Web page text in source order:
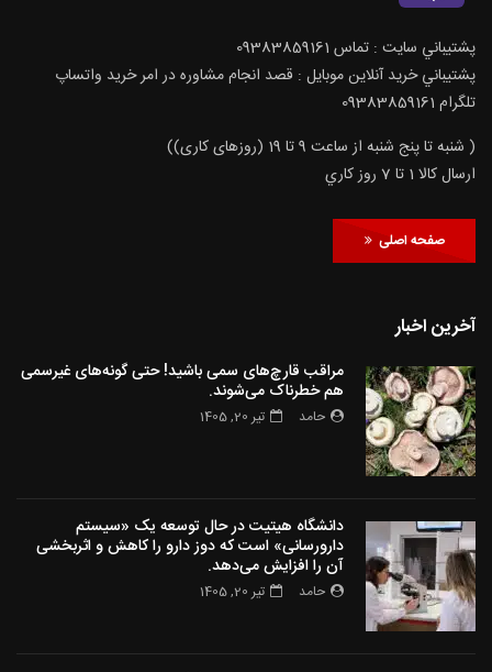
پشتيباني سايت : تماس 09383859161
پشتيباني خريد آنلاين موبايل : قصد انجام مشاوره در امر خرید واتساپ
تلگرام 09383859161
( شنبه تا پنج شنبه از ساعت 9 تا 19 (روزهای کاری))
ارسال كالا 1 تا 7 روز كاري
صفحه اصلی
آخرین اخبار
مراقب قارچ‌های سمی باشید! حتی گونه‌های غیرسمی
هم خطرناک می‌شوند.
حامد تیر 20, 1405
دانشگاه هیتیت در حال توسعه یک «سیستم
دارورسانی» است که دوز دارو را کاهش و اثربخشی
آن را افزایش می‌دهد.
حامد تیر 20, 1405